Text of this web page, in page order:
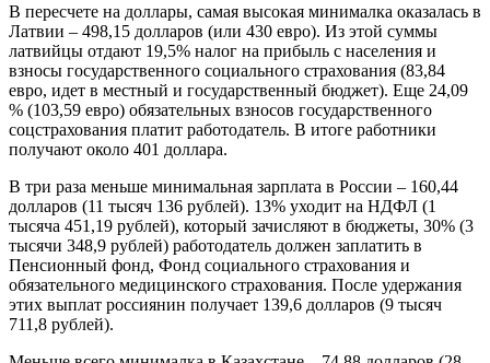
В пересчете на доллары, самая высокая минималка оказалась в
Латвии – 498,15 долларов (или 430 евро). Из этой суммы
латвийцы отдают 19,5% налог на прибыль с населения и
взносы государственного социального страхования (83,84
евро, идет в местный и государственный бюджет). Еще 24,09
% (103,59 евро) обязательных взносов государственного
соцстрахования платит работодатель. В итоге работники
получают около 401 доллара.
В три раза меньше минимальная зарплата в России – 160,44
долларов (11 тысяч 136 рублей). 13% уходит на НДФЛ (1
тысяча 451,19 рублей), который зачисляют в бюджеты, 30% (3
тысячи 348,9 рублей) работодатель должен заплатить в
Пенсионный фонд, Фонд социального страхования и
обязательного медицинского страхования. После удержания
этих выплат россиянин получает 139,6 долларов (9 тысяч
711,8 рублей).